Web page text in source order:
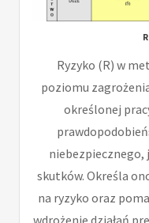
Ryzyko (R) w
poziomu
określonej
niebezpiecznego,
skutków. Określa
na ryzyko oraz
wdrożenie działań